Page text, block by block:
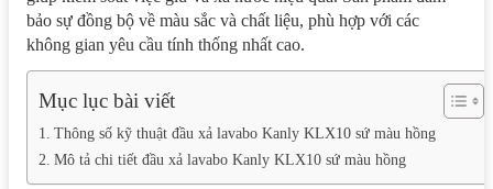
bảo sự đồng bộ về màu sắc và chất liệu, phù hợp với các
không gian yêu cầu tính thống nhất cao.
Mục lục bài viết
Thông số kỹ thuật đầu xả lavabo Kanly KLX10 sứ màu hồng
Mô tả chi tiết đầu xả lavabo Kanly KLX10 sứ màu hồng